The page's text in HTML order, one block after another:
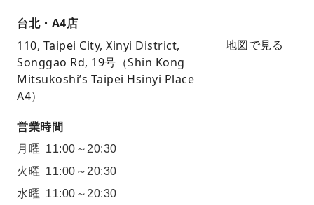
台北・A4店
110, Taipei City, Xinyi District,
Songgao Rd, 19号（Shin Kong
Mitsukoshi’s Taipei Hsinyi Place
A4）
地図で見る
営業時間
月曜 11:00～20:30
火曜 11:00～20:30
水曜 11:00～20:30